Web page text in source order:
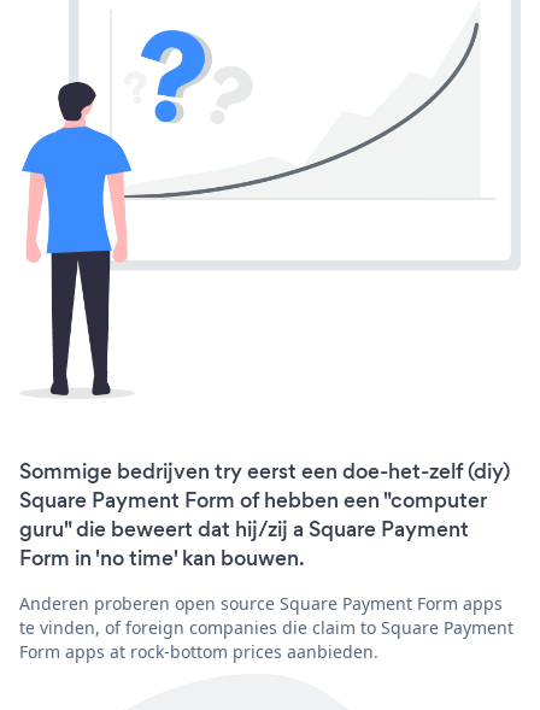
Sommige bedrijven try eerst een doe-het-zelf (diy)
Square Payment Form of hebben een "computer
guru" die beweert dat hij/zij a Square Payment
Form in 'no time' kan bouwen.
Anderen proberen open source Square Payment Form apps
te vinden, of foreign companies die claim to Square Payment
Form apps at rock-bottom prices aanbieden.